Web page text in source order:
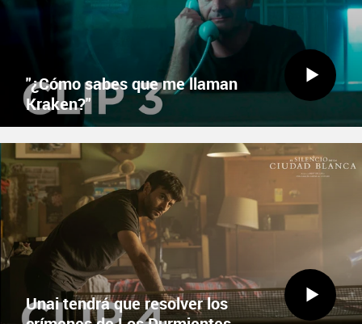
"¿Cómo sabes que me llaman
Kraken?"
EN CINES ESTE VIERNES
X Facebook
Unai tendrá que resolver los